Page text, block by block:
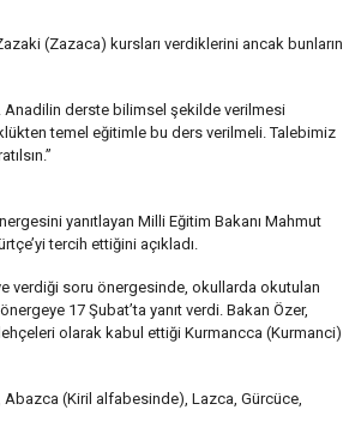
(Zazaca) kursları verdiklerini ancak bunların
Anadilin derste bilimsel şekilde verilmesi
temel eğitimle bu ders verilmeli. Talebimiz
yanıtlayan Milli Eğitim Bakanı Mahmut
tercih ettiğini açıkladı.
verdiği soru önergesinde, okullarda okutulan
17 Şubat’ta yanıt verdi. Bakan Özer,
olarak kabul ettiği Kurmancca (Kurmanci)
Abazca (Kiril alfabesinde), Lazca, Gürcüce,